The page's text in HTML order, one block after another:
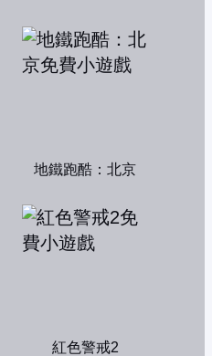
地鐵跑酷：北京
紅色警戒2